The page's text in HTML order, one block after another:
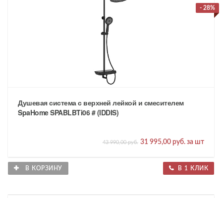
- 28%
Душевая система с верхней лейкой и смесителем
SpaHome SPABLBTi06 # (IDDIS)
43 990,00 руб. 31 995,00 руб. за шт
В КОРЗИНУ В 1 КЛИК